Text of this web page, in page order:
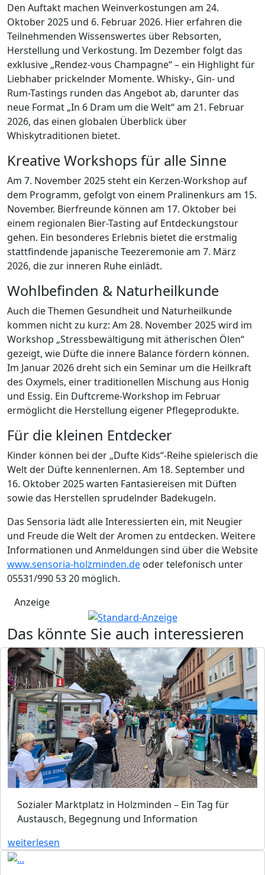
Den Auftakt machen Weinverkostungen am 24.
Oktober 2025 und 6. Februar 2026. Hier erfahren die
Teilnehmenden Wissenswertes über Rebsorten,
Herstellung und Verkostung. Im Dezember folgt das
exklusive „Rendez-vous Champagne“ – ein Highlight für
Liebhaber prickelnder Momente. Whisky-, Gin- und
Rum-Tastings runden das Angebot ab, darunter das
neue Format „In 6 Dram um die Welt“ am 21. Februar
2026, das einen globalen Überblick über
Whiskytraditionen bietet.
Kreative Workshops für alle Sinne
Am 7. November 2025 steht ein Kerzen-Workshop auf
dem Programm, gefolgt von einem Pralinenkurs am 15.
November. Bierfreunde können am 17. Oktober bei
einem regionalen Bier-Tasting auf Entdeckungstour
gehen. Ein besonderes Erlebnis bietet die erstmalig
stattfindende japanische Teezeremonie am 7. März
2026, die zur inneren Ruhe einlädt.
Wohlbefinden & Naturheilkunde
Auch die Themen Gesundheit und Naturheilkunde
kommen nicht zu kurz: Am 28. November 2025 wird im
Workshop „Stressbewältigung mit ätherischen Ölen“
gezeigt, wie Düfte die innere Balance fördern können.
Im Januar 2026 dreht sich ein Seminar um die Heilkraft
des Oxymels, einer traditionellen Mischung aus Honig
und Essig. Ein Duftcreme-Workshop im Februar
ermöglicht die Herstellung eigener Pflegeprodukte.
Für die kleinen Entdecker
Kinder können bei der „Dufte Kids“-Reihe spielerisch die
Welt der Düfte kennenlernen. Am 18. September und
16. Oktober 2025 warten Fantasiereisen mit Düften
sowie das Herstellen sprudelnder Badekugeln.
Das Sensoria lädt alle Interessierten ein, mit Neugier
und Freude die Welt der Aromen zu entdecken. Weitere
Informationen und Anmeldungen sind über die Website
www.sensoria-holzminden.de oder telefonisch unter
05531/990 53 20 möglich.
Anzeige
Das könnte Sie auch interessieren
Sozialer Marktplatz in Holzminden – Ein Tag für
Austausch, Begegnung und Information
weiterlesen